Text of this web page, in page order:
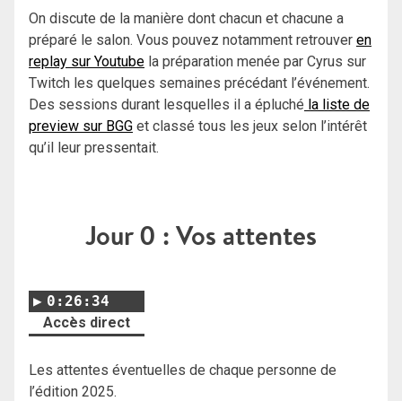
On discute de la manière dont chacun et chacune a
préparé le salon. Vous pouvez notamment retrouver en
replay sur Youtube la préparation menée par Cyrus sur
Twitch les quelques semaines précédant l’événement.
Des sessions durant lesquelles il a épluché la liste de
preview sur BGG et classé tous les jeux selon l’intérêt
qu’il leur pressentait.
Jour 0 : Vos attentes
0:26:34
Accès direct
Les attentes éventuelles de chaque personne de
l’édition 2025.